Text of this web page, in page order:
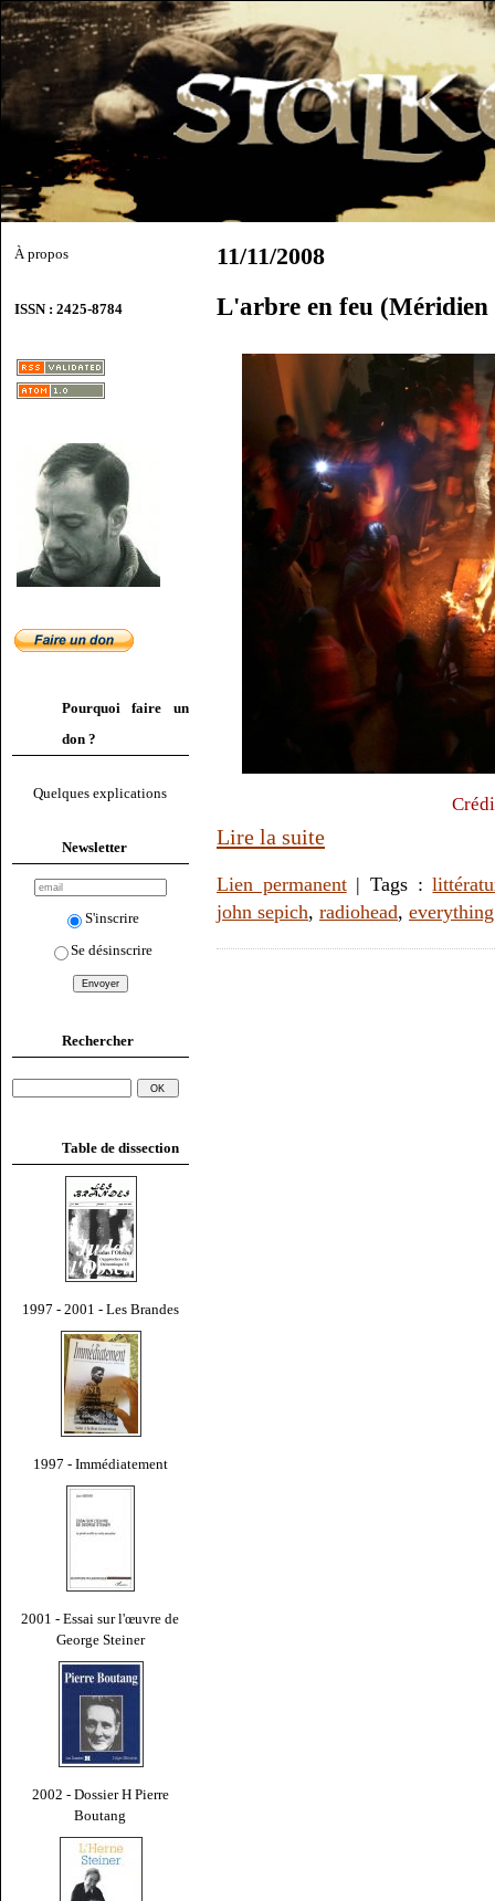
À propos
ISSN : 2425-8784
Pourquoi faire un
don ?
Quelques explications
Newsletter
S'inscrire
Se désinscrire
Rechercher
Table de dissection
1997 - 2001 - Les Brandes
1997 - Immédiatement
2001 - Essai sur l'œuvre de
George Steiner
2002 - Dossier H Pierre
Boutang
11/11/2008
L'arbre en feu (Méridien
Lire la suite
Lien permanent| Tags :
john sepich, radiohead,